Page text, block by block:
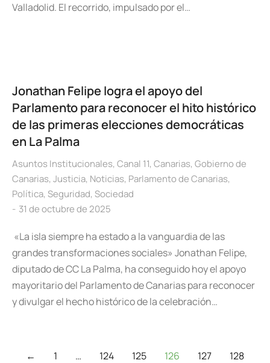
Valladolid. El recorrido, impulsado por el…
Jonathan Felipe logra el apoyo del
Parlamento para reconocer el hito histórico
de las primeras elecciones democráticas
en La Palma
Asuntos Institucionales, Canal 11, Canarias, Gobierno de
Canarias, Justicia, Noticias, Parlamento de Canarias,
Política, Seguridad, Sociedad
31 de octubre de 2025
«La isla siempre ha estado a la vanguardia de las
grandes transformaciones sociales» Jonathan Felipe,
diputado de CC La Palma, ha conseguido hoy el apoyo
mayoritario del Parlamento de Canarias para reconocer
y divulgar el hecho histórico de la celebración…
← 1 … 124 125 126 127
128